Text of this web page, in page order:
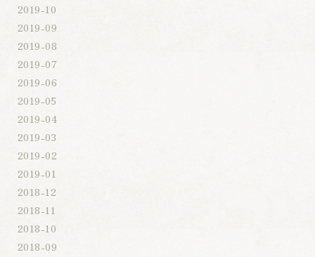
2019-10
2019-09
2019-08
2019-07
2019-06
2019-05
2019-04
2019-03
2019-02
2019-01
2018-12
2018-11
2018-10
2018-09